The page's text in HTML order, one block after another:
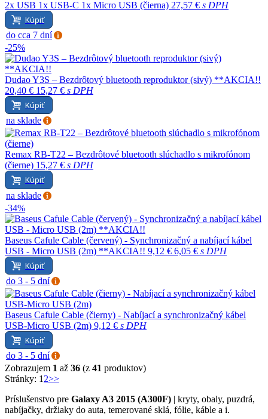
2x USB 1x USB-C 1x Micro USB (čierna) 27,57 € s DPH
Kúpiť
do cca 7 dní
-25%
Dudao Y3S – Bezdrôtový bluetooth reproduktor (sivý) **AKCIA!!
20,40 € 15,27 € s DPH
Kúpiť
na sklade
Remax RB-T22 – Bezdrôtové bluetooth slúchadlo s mikrofónom
(čierne) 15,27 € s DPH
Kúpiť
na sklade
-34%
Baseus Cafule Cable (červený) - Synchronizačný a nabíjací kábel
USB - Micro USB (2m) **AKCIA!! 9,12 € 6,05 € s DPH
Kúpiť
do 3 - 5 dní
Baseus Cafule Cable (čierny) - Nabíjací a synchronizačný kábel
USB-Micro USB (2m) 9,12 € s DPH
Kúpiť
do 3 - 5 dní
Zobrazujem 1 až 36 (z 41 produktov)
Stránky: 1 2>>
Príslušenstvo pre Galaxy A3 2015 (A300F) | kryty, obaly, puzdrá,
nabíjačky, držiaky do auta, temerované sklá, fólie, káble a i.